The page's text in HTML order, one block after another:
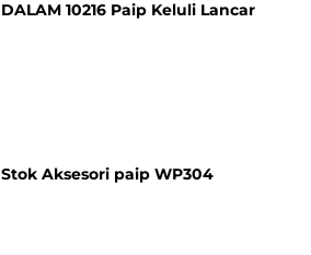
DALAM 10216 Paip Keluli Lancar
Stok Aksesori paip WP304